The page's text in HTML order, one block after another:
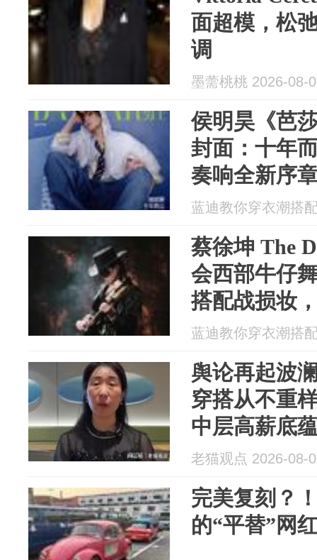
面超模，松
调
墨薷桃桃 2026-08-
侯明昊《芭
封面：十年
奏响全新序
蓝迪教你穿衣潮搭
蔡徐坤 The
会西部牛仔
搭配战损妆
野性西部歌
蓝迪教你穿衣潮搭
舆论再起波
穿搭从不重
中层高薪底
老猫观点 2026-08-
完美复刻？
的“平替”网